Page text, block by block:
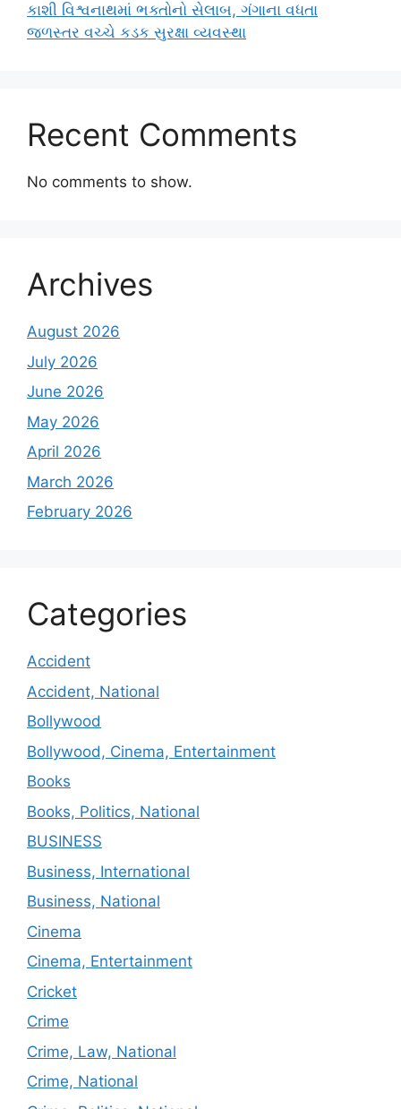
કાશી વિશ્વનાથમાં ભક્તોનો સેલાબ, ગંગાના વધતા
જળસ્તર વચ્ચે કડક સુરક્ષા વ્યવસ્થા
Recent Comments
No comments to show.
Archives
August 2026
July 2026
June 2026
May 2026
April 2026
March 2026
February 2026
Categories
Accident
Accident, National
Bollywood
Bollywood, Cinema, Entertainment
Books
Books, Politics, National
BUSINESS
Business, International
Business, National
Cinema
Cinema, Entertainment
Cricket
Crime
Crime, Law, National
Crime, National